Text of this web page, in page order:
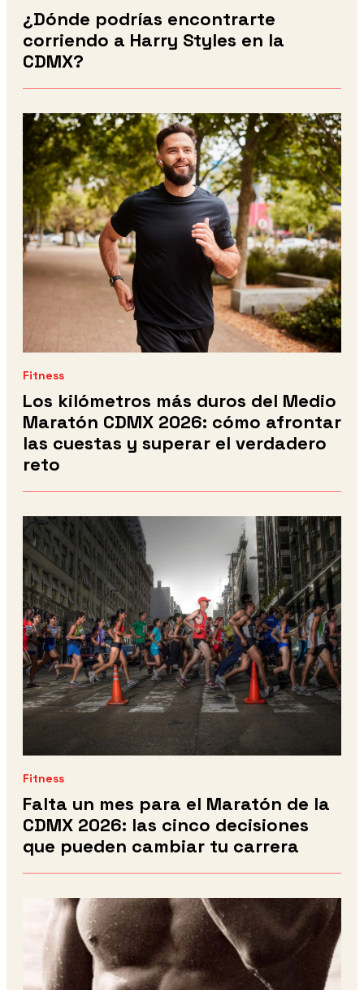
¿Dónde podrías encontrarte
corriendo a Harry Styles en la
CDMX?
Fitness
Los kilómetros más duros del Medio
Maratón CDMX 2026: cómo afrontar
las cuestas y superar el verdadero
reto
Fitness
Falta un mes para el Maratón de la
CDMX 2026: las cinco decisiones
que pueden cambiar tu carrera